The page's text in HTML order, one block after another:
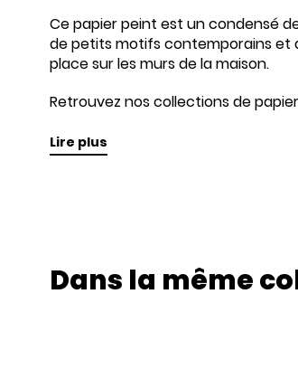
Ce papier peint est un condensé
de petits motifs contemporains et
place sur les murs de la maison.
Retrouvez nos collections de
Lire plus
Dans la même